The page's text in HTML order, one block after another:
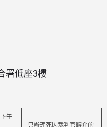
署低座3樓
午
只辦理死因裁判官轉介的